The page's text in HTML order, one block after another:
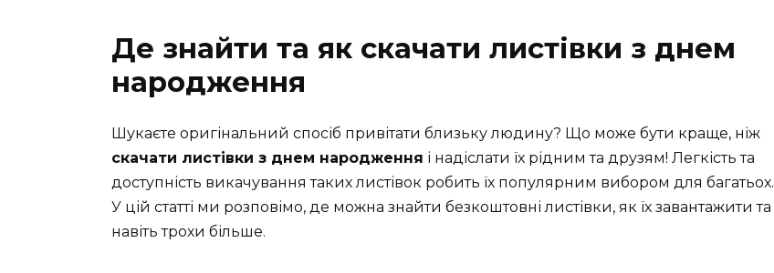
Де знайти та як скачати листівки з днем
народження
Шукаєте оригінальний спосіб привітати близьку людину? Що може бути краще, ніж
скачати листівки з днем народження і надіслати їх рідним та друзям! Легкість та
доступність викачування таких листівок робить їх популярним вибором для багатьох.
У цій статті ми розповімо, де можна знайти безкоштовні листівки, як їх завантажити та
навіть трохи більше.